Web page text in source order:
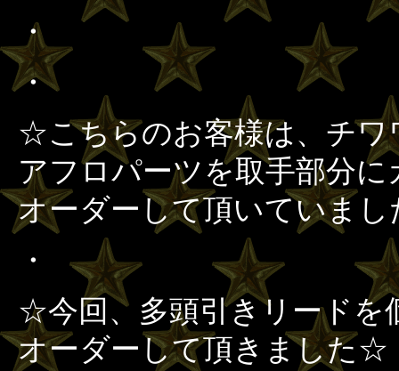
・
・
☆こちらのお客様は、チワ
アフロパーツを取手部分
オーダーして頂いていま
・
☆今回、多頭引きリードを
オーダーして頂きました☆